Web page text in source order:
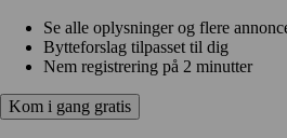
Se alle oplysninger og flere
Bytteforslag tilpasset til dig
Nem registrering på 2 minutter
Kom i gang gratis